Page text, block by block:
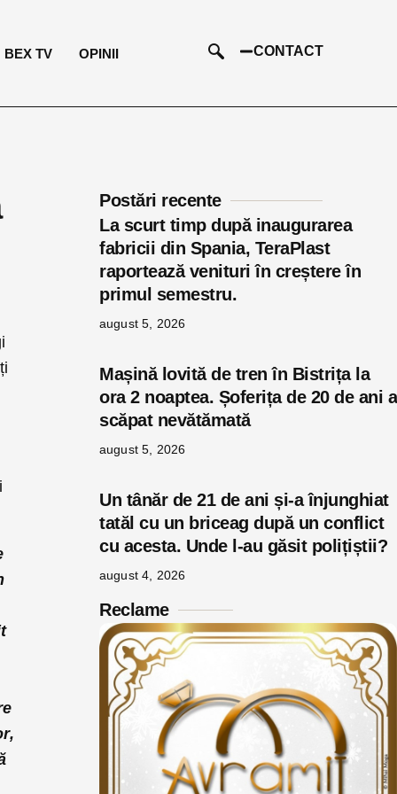
BEX TV OPINII CONTACT
Postări recente
La scurt timp după inaugurarea
fabricii din Spania, TeraPlast
raportează venituri în creștere în
primul semestru.
august 5, 2026
Mașină lovită de tren în Bistrița la
ora 2 noaptea. Șoferița de 20 de ani a
scăpat nevătămată
august 5, 2026
Un tânăr de 21 de ani și-a înjunghiat
tatăl cu un briceag după un conflict
cu acesta. Unde l-au găsit polițiștii?
august 4, 2026
Reclame